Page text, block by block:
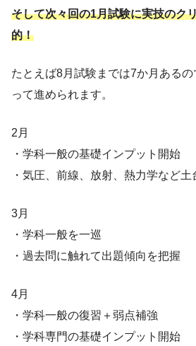
そして次々回の1月試験に実技のク
的！
たとえば8月試験までは7か月ある
って進められます。
2月
・学科一般の基礎インプット開始
・気圧、前線、放射、熱力学など土
3月
・学科一般を一巡
・過去問に触れて出題傾向を把握
4月
・学科一般の復習＋弱点補強
・学科専門の基礎インプット開始